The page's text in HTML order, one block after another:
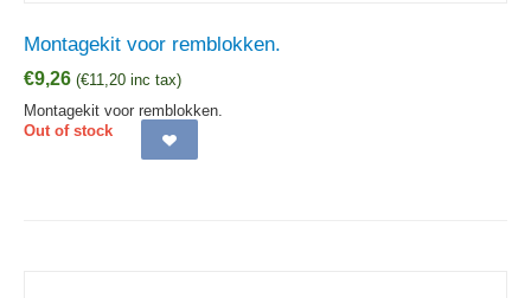
Montagekit voor remblokken.
€9,26 (€11,20 inc tax)
Montagekit voor remblokken.
Out of stock